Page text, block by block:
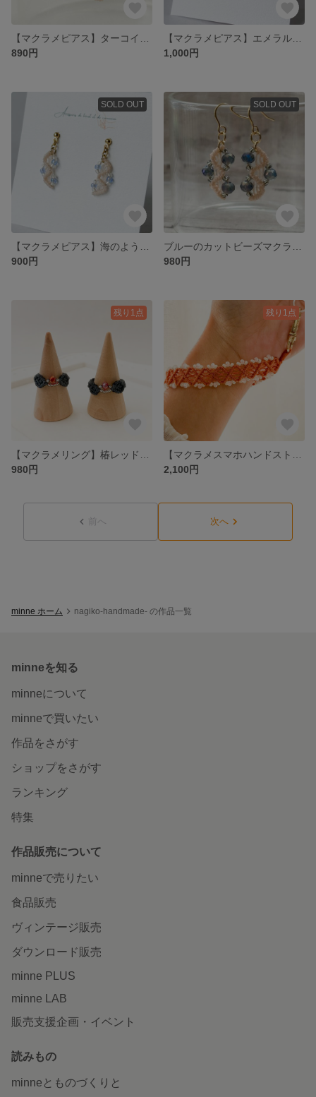
890円
1,000円
SOLD OUT
900円
SOLD OUT
980円
残り1点
980円
残り1点
2,100円
前へ 次へ
minne ホーム nagiko-handmade- の作品一覧
minneを知る
minneについて
minneで買いたい
作品をさがす
ショップをさがす
ランキング
特集
作品販売について
minneで売りたい
食品販売
ヴィンテージ販売
ダウンロード販売
minne PLUS
minne LAB
販売支援企画・イベント
読みもの
minneとものづくりと